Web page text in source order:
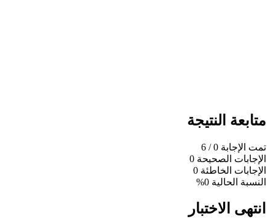
متابعة النتيجة
تمت الإجابة 0
/ 6
الإجابات الصحيحة 0
الإجابات الخاطئة 0
النسبة الحالية 0%
انتهى الاختبار